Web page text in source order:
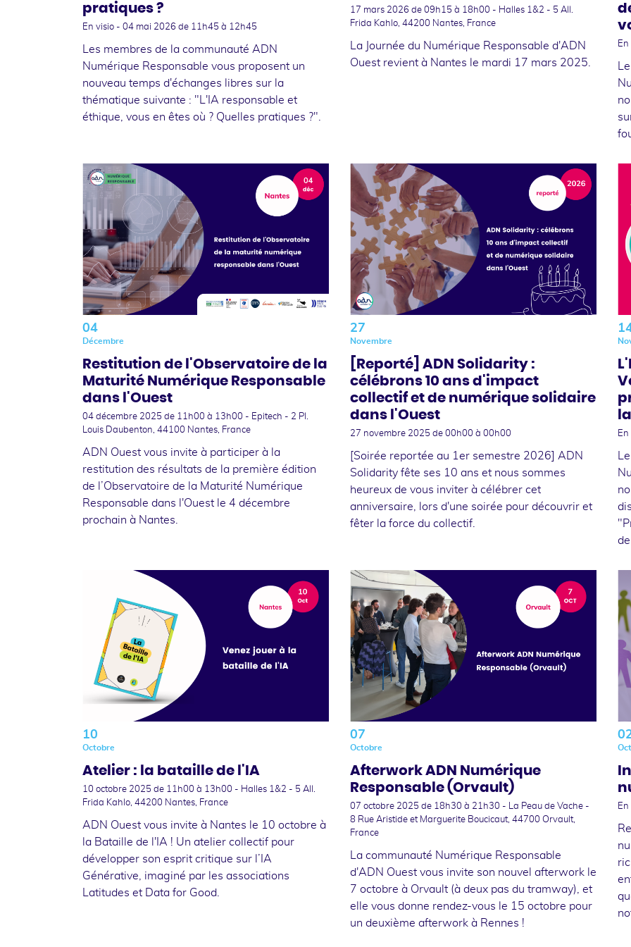
pratiques ?
En visio - 04 mai 2026 de 11h45 à 12h45
Les membres de la communauté ADN
Numérique Responsable vous proposent un
nouveau temps d'échanges libres sur la
thématique suivante : "L'IA responsable et
éthique, vous en êtes où ? Quelles pratiques ?".
17 mars 2026 de 09h15 à 18h00 - Halles 1&2 - 5 All.
Frida Kahlo, 44200 Nantes, France
La Journée du Numérique Responsable d'ADN
Ouest revient à Nantes le mardi 17 mars 2025.
04
Décembre
Restitution de l'Observatoire de la
Maturité Numérique Responsable
dans l'Ouest
04 décembre 2025 de 11h00 à 13h00 - Epitech - 2 Pl.
Louis Daubenton, 44100 Nantes, France
ADN Ouest vous invite à participer à la
restitution des résultats de la première édition
de l’Observatoire de la Maturité Numérique
Responsable dans l'Ouest le 4 décembre
prochain à Nantes.
27
Novembre
[Reporté] ADN Solidarity :
célébrons 10 ans d'impact
collectif et de numérique solidaire
dans l'Ouest
27 novembre 2025 de 00h00 à 00h00
[Soirée reportée au 1er semestre 2026] ADN
Solidarity fête ses 10 ans et nous sommes
heureux de vous inviter à célébrer cet
anniversaire, lors d'une soirée pour découvrir et
fêter la force du collectif.
10
Octobre
Atelier : la bataille de l'IA
10 octobre 2025 de 11h00 à 13h00 - Halles 1&2 - 5 All.
Frida Kahlo, 44200 Nantes, France
ADN Ouest vous invite à Nantes le 10 octobre à
la Bataille de l'IA ! Un atelier collectif pour
développer son esprit critique sur l’IA
Générative, imaginé par les associations
Latitudes et Data for Good.
07
Octobre
Afterwork ADN Numérique
Responsable (Orvault)
07 octobre 2025 de 18h30 à 21h30 - La Peau de Vache -
8 Rue Aristide et Marguerite Boucicaut, 44700 Orvault,
France
La communauté Numérique Responsable
d'ADN Ouest vous invite son nouvel afterwork le
7 octobre à Orvault (à deux pas du tramway), et
elle vous donne rendez-vous le 15 octobre pour
un deuxième afterwork à Rennes !